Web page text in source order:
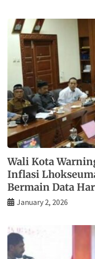
Wali Kota
Inflasi
Bermain Data
January 2, 2026